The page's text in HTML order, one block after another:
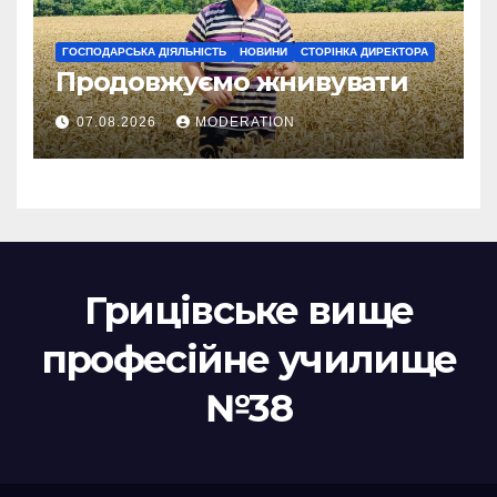
ГОСПОДАРСЬКА ДІЯЛЬНІСТЬ НОВИНИ СТОРІНКА ДИРЕКТОРА
Продовжуємо жнивувати
07.08.2026 MODERATION
Грицівське вище
професійне училище
№38